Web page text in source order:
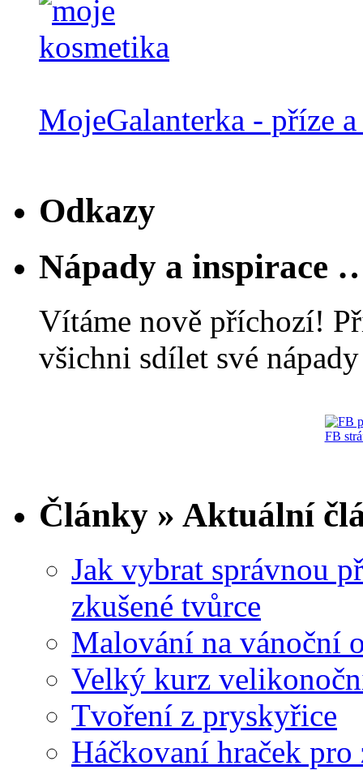
MojeGalanterka - příze
Odkazy
Nápady a inspirace
Vítáme nově příchozí!
všichni sdílet své
FB
Články » Aktuální
Jak vybrat správnou
zkušené tvůrce
Malování na vánoční
Velký kurz
Tvoření z pryskyřice
Háčkovaní hraček pro